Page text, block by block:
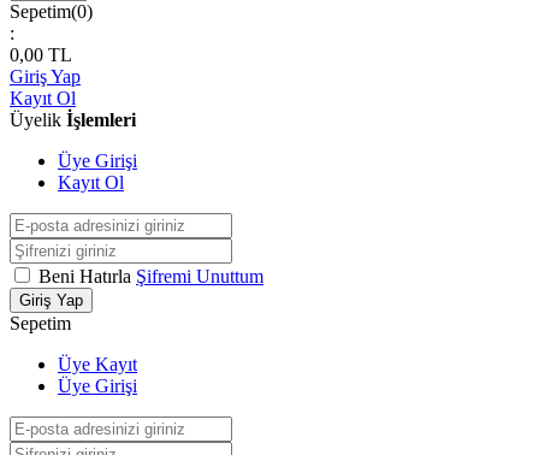
Sepetim(0)
:
0,00 TL
Giriş Yap
Kayıt Ol
Üyelik İşlemleri
Üye Girişi
Kayıt Ol
Beni Hatırla Şifremi Unuttum
Giriş Yap
Sepetim
Üye Kayıt
Üye Girişi